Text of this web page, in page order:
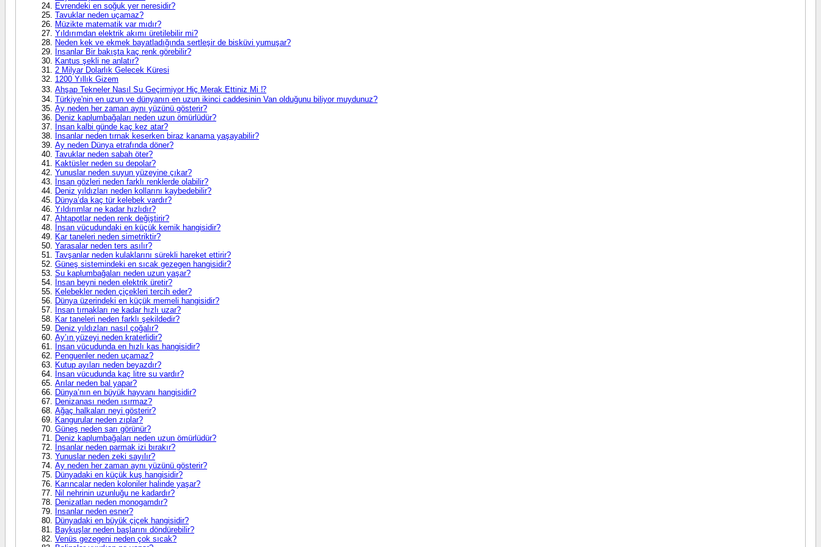
Evrendeki en soğuk yer neresidir?
Tavuklar neden uçamaz?
Müzikte matematik var mıdır?
Yıldırımdan elektrik akımı üretilebilir mi?
Neden kek ve ekmek bayatladığında sertleşir de bisküvi yumuşar?
İnsanlar Bir bakışta kaç renk görebilir?
Kantus şekli ne anlatır?
2 Milyar Dolarlık Gelecek Küresi
1200 Yıllık Gizem
Ahşap Tekneler Nasıl Su Geçirmiyor Hiç Merak Ettiniz Mi ⁉️
Türkiye'nin en uzun ve dünyanın en uzun ikinci caddesinin Van olduğunu biliyor muydunuz?
Ay neden her zaman aynı yüzünü gösterir?
Deniz kaplumbağaları neden uzun ömürlüdür?
İnsan kalbi günde kaç kez atar?
İnsanlar neden tırnak keserken biraz kanama yaşayabilir?
Ay neden Dünya etrafında döner?
Tavuklar neden sabah öter?
Kaktüsler neden su depolar?
Yunuslar neden suyun yüzeyine çıkar?
İnsan gözleri neden farklı renklerde olabilir?
Deniz yıldızları neden kollarını kaybedebilir?
Dünya’da kaç tür kelebek vardır?
Yıldırımlar ne kadar hızlıdır?
Ahtapotlar neden renk değiştirir?
İnsan vücudundaki en küçük kemik hangisidir?
Kar taneleri neden simetriktir?
Yarasalar neden ters asılır?
Tavşanlar neden kulaklarını sürekli hareket ettirir?
Güneş sistemindeki en sıcak gezegen hangisidir?
Su kaplumbağaları neden uzun yaşar?
İnsan beyni neden elektrik üretir?
Kelebekler neden çiçekleri tercih eder?
Dünya üzerindeki en küçük memeli hangisidir?
İnsan tırnakları ne kadar hızlı uzar?
Kar taneleri neden farklı şekildedir?
Deniz yıldızları nasıl çoğalır?
Ay’ın yüzeyi neden kraterlidir?
İnsan vücudunda en hızlı kas hangisidir?
Penguenler neden uçamaz?
Kutup ayıları neden beyazdır?
İnsan vücudunda kaç litre su vardır?
Arılar neden bal yapar?
Dünya’nın en büyük hayvanı hangisidir?
Denizanası neden ısırmaz?
Ağaç halkaları neyi gösterir?
Kangurular neden zıplar?
Güneş neden sarı görünür?
Deniz kaplumbağaları neden uzun ömürlüdür?
İnsanlar neden parmak izi bırakır?
Yunuslar neden zeki sayılır?
Ay neden her zaman aynı yüzünü gösterir?
Dünyadaki en küçük kuş hangisidir?
Karıncalar neden koloniler halinde yaşar?
Nil nehrinin uzunluğu ne kadardır?
Denizatları neden monogamdır?
İnsanlar neden esner?
Dünyadaki en büyük çiçek hangisidir?
Baykuşlar neden başlarını döndürebilir?
Venüs gezegeni neden çok sıcak?